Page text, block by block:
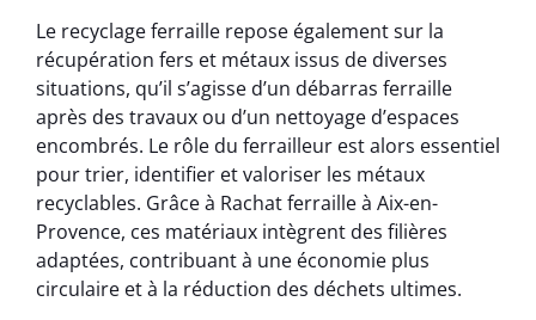
Le recyclage ferraille repose également sur la
récupération fers et métaux issus de diverses
situations, qu’il s’agisse d’un débarras ferraille
après des travaux ou d’un nettoyage d’espaces
encombrés. Le rôle du ferrailleur est alors essentiel
pour trier, identifier et valoriser les métaux
recyclables. Grâce à Rachat ferraille à Aix-en-
Provence, ces matériaux intègrent des filières
adaptées, contribuant à une économie plus
circulaire et à la réduction des déchets ultimes.